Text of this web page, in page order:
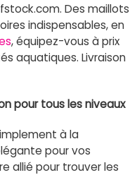
Des maillots
indispensables, en
, équipez-vous à prix
aquatiques. Livraison
pour tous les niveaux
à la
pour vos
allié pour trouver les